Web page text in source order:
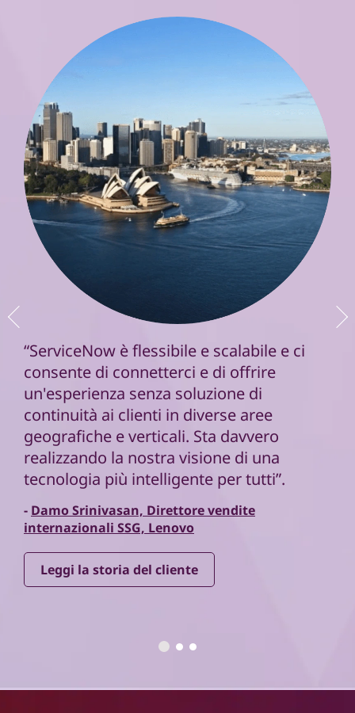
“ServiceNow è flessibile e scalabile e ci
consente di connetterci e di offrire
un'esperienza senza soluzione di
continuità ai clienti in diverse aree
geografiche e verticali. Sta davvero
realizzando la nostra visione di una
tecnologia più intelligente per tutti”.
- Damo Srinivasan, Direttore vendite
internazionali SSG, Lenovo
Leggi la storia del cliente